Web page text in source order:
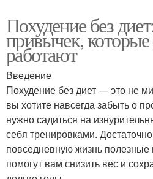
Похудение без
привычек, которые
работают
Введение
Похудение без диет — это не
вы хотите навсегда забыть о
нужно садиться на
себя тренировками.
повседневную жизнь
помогут вам снизить вес и